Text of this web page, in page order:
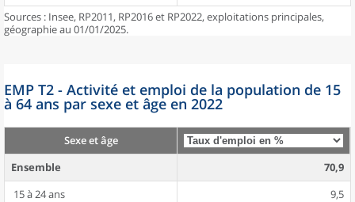
Sources : Insee, RP2011, RP2016 et RP2022, exploitations principales,
géographie au 01/01/2025.
EMP T2 - Activité et emploi de la population de 15
à 64 ans par sexe et âge en 2022
Sexe et âge
Ensemble
70,9
15 à 24 ans
9,5